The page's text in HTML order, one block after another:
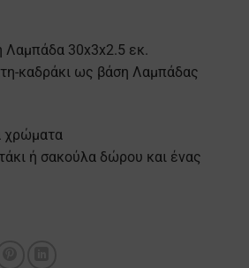
Λαμπάδα 30x3x2.5 εκ.
καδράκι ως βάση Λαμπάδας
χρώματα
ή σακούλα δώρου και ένας